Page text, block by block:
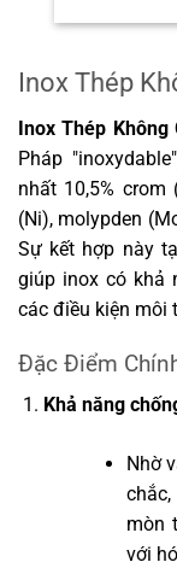
Inox Thép
Inox Thép Không
Pháp
nhất 10,5%
(Ni), molypden
Sự kết hợp này
giúp inox có khả
các điều kiện môi
Đặc Điểm
Khả năng
Nhờ
mòn
với